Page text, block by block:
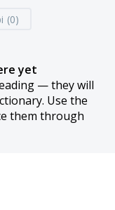
(0)
yet
— they will
Use the
them through